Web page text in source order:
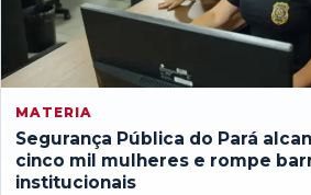
MATERIA
Segurança Pública do Pará
cinco mil mulheres e rompe
institucionais